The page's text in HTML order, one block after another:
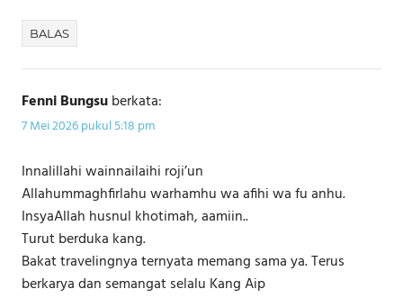
BALAS
Fenni Bungsuberkata:
7 Mei 2026 pukul 5:18 pm
Innalillahi wainnailaihi roji’un
Allahummaghfirlahu warhamhu wa afihi wa fu anhu.
InsyaAllah husnul khotimah, aamiin..
Turut berduka kang.
Bakat travelingnya ternyata memang sama ya. Terus
berkarya dan semangat selalu Kang Aip